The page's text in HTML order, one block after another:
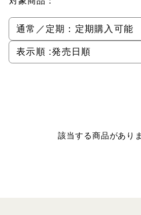
通常／定期： 定期購入可能
表示順 :発売日順
該当する商品があり